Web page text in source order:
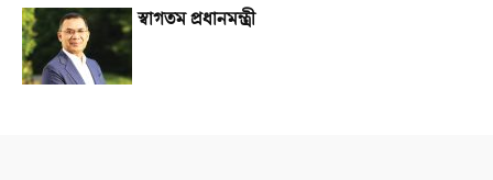
স্বাগতম প্রধানমন্ত্রী